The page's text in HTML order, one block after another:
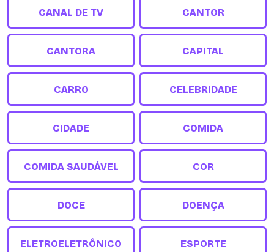
CANAL DE TV CANTOR
CANTORA CAPITAL
CARRO CELEBRIDADE
CIDADE COMIDA
COMIDA SAUDÁVEL COR
DOCE DOENÇA
ELETROELETRÔNICO ESPORTE